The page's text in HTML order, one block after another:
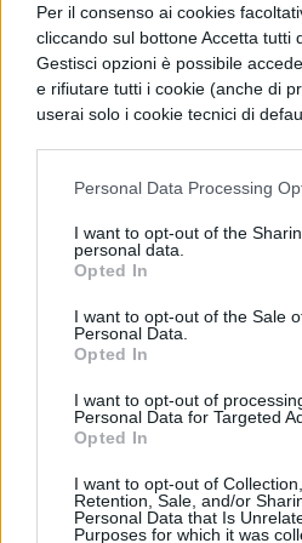
Per il consenso ai cookies
cliccando sul bottone Accetta tutti
Gestisci opzioni è possibile
e rifiutare tutti i cookie (anche di
userai solo i cookie tecnici di
Personal Data Processing
I want to opt-out of the
personal data.
Opted In
I want to opt-out of the Sale
Personal Data.
Opted In
I want to opt-out of
Personal Data for Targeted
Opted In
I want to opt-out of
Retention, Sale, and/or
Personal Data that Is
Purposes for which it was
Beatrice Bruschi:
Greta Ragusa: Silvia
Martina Lelio:
Giancarlo
Rocco Fasano:
Francesco
Nicholas Zerbini: